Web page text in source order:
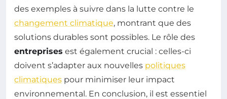
des exemples à suivre dans la lutte contre le
changement climatique, montrant que des
solutions durables sont possibles. Le rôle des
entreprises est également crucial : celles-ci
doivent s’adapter aux nouvelles politiques
climatiques pour minimiser leur impact
environnemental. En conclusion, il est essentiel